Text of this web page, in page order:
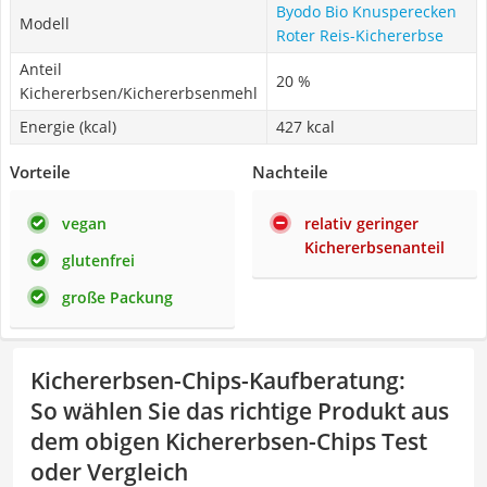
Modell
Byodo Bio Knusperecken
Roter Reis-Kichererbse
Anteil
Kichererbsen/Kichererbsenmehl
20 %
Energie (kcal) 427 kcal
Vorteile
vegan
glutenfrei
große Packung
Nachteile
relativ geringer
Kichererbsenanteil
Kichererbsen-Chips-Kaufberatung:
So wählen Sie das richtige Produkt aus
dem obigen Kichererbsen-Chips Test
oder Vergleich